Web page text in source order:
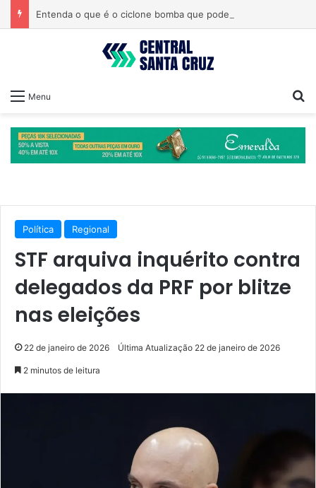
Menu
Política Regional
STF arquiva inquérito contra
delegados da PRF por blitze
nas eleições
22 de janeiro de 2026 Última Atualização 22 de janeiro de 2026
2 minutos de leitura